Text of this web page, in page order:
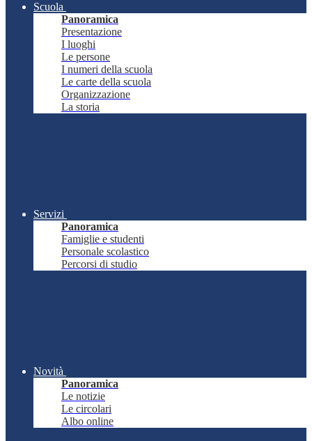
Scuola
Panoramica
Presentazione
I luoghi
Le persone
I numeri della scuola
Le carte della scuola
Organizzazione
La storia
Servizi
Panoramica
Famiglie e studenti
Personale scolastico
Percorsi di studio
Novità
Panoramica
Le notizie
Le circolari
Albo online